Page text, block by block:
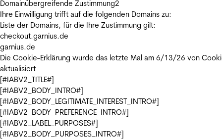
Domainübergreifende Zustimmung2
Ihre Einwilligung trifft auf die folgenden Domains zu:
Liste der Domains, für die Ihre Zustimmung gilt:
checkout.garnius.de
garnius.de
Die Cookie-Erklärung wurde das letzte Mal am 6/13/26 von
aktualisiert
[#IABV2_TITLE#]
[#IABV2_BODY_INTRO#]
[#IABV2_BODY_LEGITIMATE_INTEREST_INTRO#]
[#IABV2_BODY_PREFERENCE_INTRO#]
[#IABV2_LABEL_PURPOSES#]
[#IABV2_BODY_PURPOSES_INTRO#]